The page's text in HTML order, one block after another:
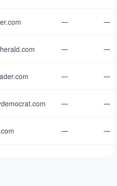
— —
— —
— —
— —
— —